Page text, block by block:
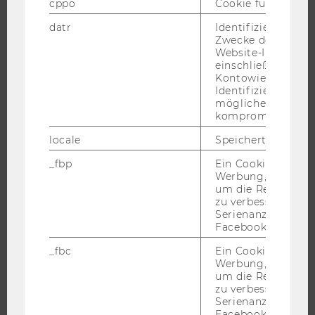
FORSCHUNG
WIRTSCHAFT UND GESELLSCHAFT
cppo
Cookie für
datr
Identifiziert den
Zwecke der
Website-
einschließlich der
Identifizierung
möglicherweise
kompromittierten
locale
Speichert
_fbp
Ein Cookie für
Werbung, das
um die Relevanz
zu verbessern
Facebook
_fbc
Ein Cookie für
Werbung, das
um die Relevanz
zu verbessern